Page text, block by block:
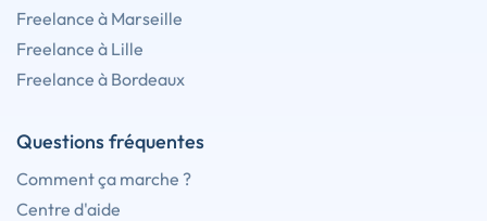
Freelance à Marseille
Freelance à Lille
Freelance à Bordeaux
Questions fréquentes
Comment ça marche ?
Centre d'aide